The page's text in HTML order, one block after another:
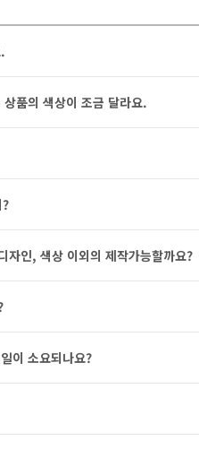
품의 색상이 조금 달라요.
자인, 색상 이외의 제작가능할까요?
이 소요되나요?